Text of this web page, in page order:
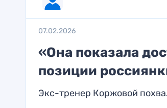
07.02.2026
«Она показала
позиции
Экс-тренер Коржовой